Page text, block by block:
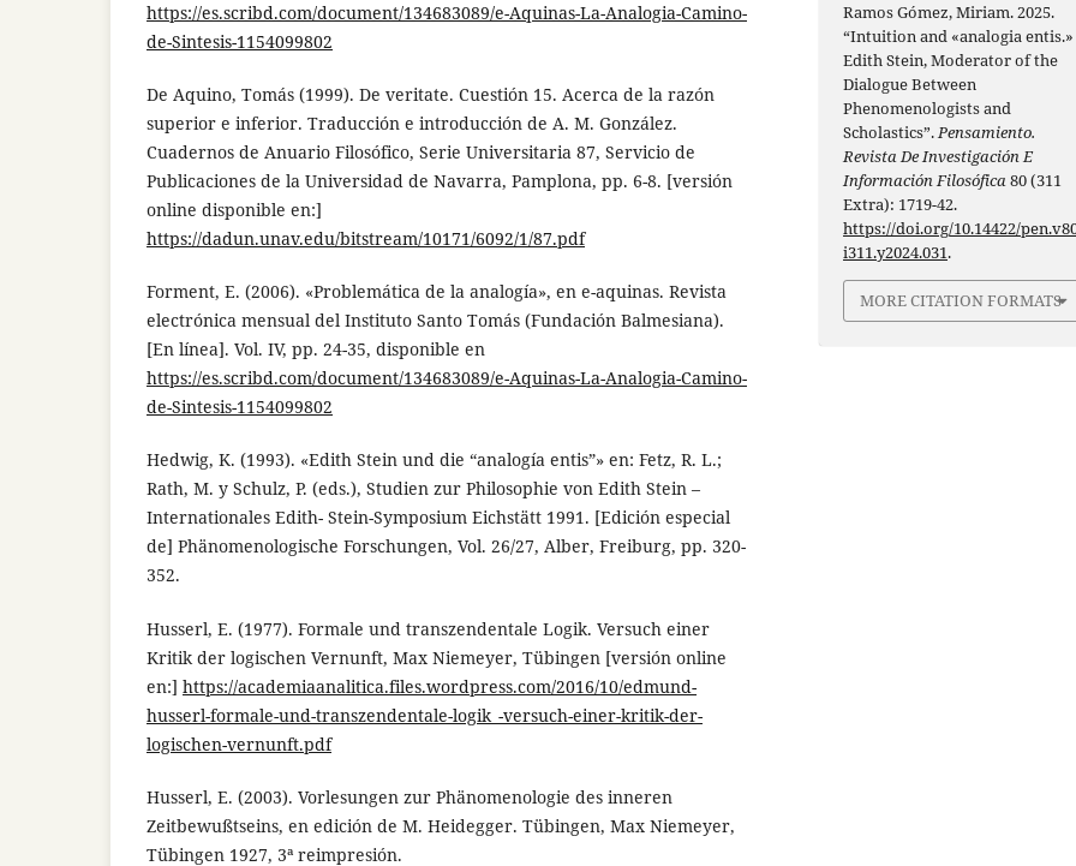
https://es.scribd.com/document/134683089/e-Aquinas-La-Analogia-Camino-
de-Sintesis-1154099802
De Aquino, Tomás (1999). De veritate. Cuestión 15. Acerca de la razón
superior e inferior. Traducción e introducción de A. M. González.
Cuadernos de Anuario Filosófico, Serie Universitaria 87, Servicio de
Publicaciones de la Universidad de Navarra, Pamplona, pp. 6-8. [versión
online disponible en:]
https://dadun.unav.edu/bitstream/10171/6092/1/87.pdf
Forment, E. (2006). «Problemática de la analogía», en e-aquinas. Revista
electrónica mensual del Instituto Santo Tomás (Fundación Balmesiana).
[En línea]. Vol. IV, pp. 24-35, disponible en
https://es.scribd.com/document/134683089/e-Aquinas-La-Analogia-Camino-
de-Sintesis-1154099802
Hedwig, K. (1993). «Edith Stein und die “analogía entis”» en: Fetz, R. L.;
Rath, M. y Schulz, P. (eds.), Studien zur Philosophie von Edith Stein –
Internationales Edith- Stein-Symposium Eichstätt 1991. [Edición especial
de] Phänomenologische Forschungen, Vol. 26/27, Alber, Freiburg, pp. 320-
352.
Husserl, E. (1977). Formale und transzendentale Logik. Versuch einer
Kritik der logischen Vernunft, Max Niemeyer, Tübingen [versión online
en:] https://academiaanalitica.files.wordpress.com/2016/10/edmund-
husserl-formale-und-transzendentale-logik_-versuch-einer-kritik-der-
logischen-vernunft.pdf
Husserl, E. (2003). Vorlesungen zur Phänomenologie des inneren
Zeitbewußtseins, en edición de M. Heidegger. Tübingen, Max Niemeyer,
Tübingen 1927, 3ª reimpresión.
Ramos Gómez, Miriam. 2025.
“Intuition and «analogia entis.»
Edith Stein, Moderator of the
Dialogue Between
Phenomenologists and
Scholastics”.Pensamiento.
Revista De Investigación E
Información Filosófica80 (311
Extra): 1719-42.
https://doi.org/10.14422/
i311.y2024.031.
MORE CITATION FORMATS